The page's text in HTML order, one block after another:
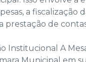
a fiscalização
prestação de
Institucional A